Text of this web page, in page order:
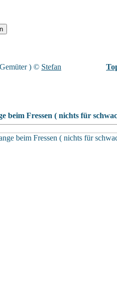
) © Stefan
beim Fressen ( nichts für